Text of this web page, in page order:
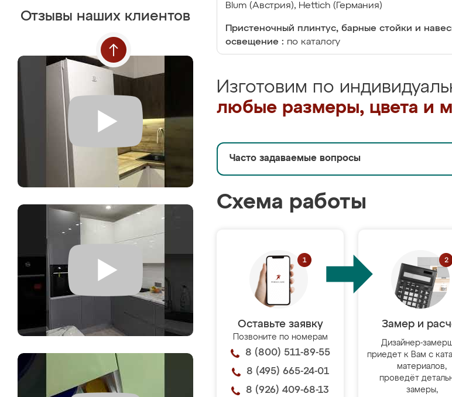
Отзывы наших клиентов
Blum (Австрия), Hettich (Германия)
Пристеночный плинтус, барные стойки и
освещение : по каталогу
Изготовим по
любые размеры, цвета и
Часто задаваемые вопросы
Схема работы
Оставьте заявку
Позвоните по номерам
8 (800) 511-89-55
8 (495) 665-24-01
8 (926) 409-68-13
Замер и
Дизайнер-
приедет к Вам с
материалов,
проведёт
замеры,